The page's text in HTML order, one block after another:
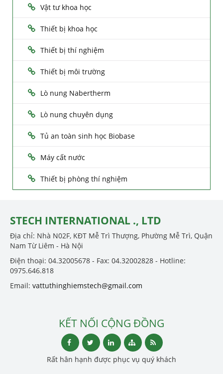
Vật tư khoa học
Thiết bị khoa học
Thiết bị thí nghiệm
Thiết bị môi trường
Lò nung Nabertherm
Lò nung chuyên dụng
Tủ an toàn sinh học Biobase
Máy cất nước
Thiết bị phòng thí nghiệm
STECH INTERNATIONAL ., LTD
Địa chỉ: Nhà N02F, KĐT Mễ Trì Thượng, Phường Mễ Trì, Quận
Nam Từ Liêm - Hà Nội
Điện thoại: 04.32005678 - Fax: 04.32002828 - Hotline:
0975.646.818
Email: vattuthinghiemstech@gmail.com
KẾT NỐI CỘNG ĐỒNG
Rất hân hạnh được phục vụ quý khách